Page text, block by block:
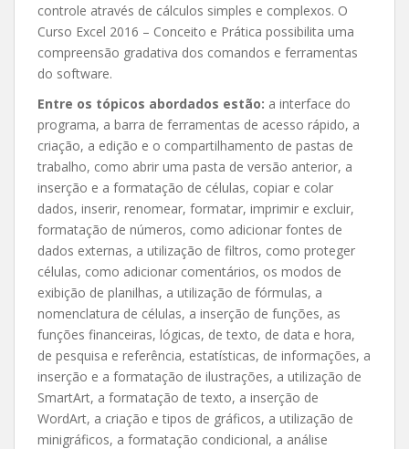
controle através de cálculos simples e complexos. O
Curso Excel 2016 – Conceito e Prática possibilita uma
compreensão gradativa dos comandos e ferramentas
do software.
Entre os tópicos abordados estão: a interface do
programa, a barra de ferramentas de acesso rápido, a
criação, a edição e o compartilhamento de pastas de
trabalho, como abrir uma pasta de versão anterior, a
inserção e a formatação de células, copiar e colar
dados, inserir, renomear, formatar, imprimir e excluir,
formatação de números, como adicionar fontes de
dados externas, a utilização de filtros, como proteger
células, como adicionar comentários, os modos de
exibição de planilhas, a utilização de fórmulas, a
nomenclatura de células, a inserção de funções, as
funções financeiras, lógicas, de texto, de data e hora,
de pesquisa e referência, estatísticas, de informações, a
inserção e a formatação de ilustrações, a utilização de
SmartArt, a formatação de texto, a inserção de
WordArt, a criação e tipos de gráficos, a utilização de
minigráficos, a formatação condicional, a análise